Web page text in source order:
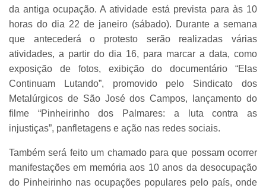
da antiga ocupação. A atividade está prevista para às 10
horas do dia 22 de janeiro (sábado). Durante a semana
que antecederá o protesto serão realizadas várias
atividades, a partir do dia 16, para marcar a data, como
exposição de fotos, exibição do documentário “Elas
Continuam Lutando”, promovido pelo Sindicato dos
Metalúrgicos de São José dos Campos, lançamento do
filme “Pinheirinho dos Palmares: a luta contra as
injustiças”, panfletagens e ação nas redes sociais.
Também será feito um chamado para que possam ocorrer
manifestações em memória aos 10 anos da desocupação
do Pinheirinho nas ocupações populares pelo país, onde